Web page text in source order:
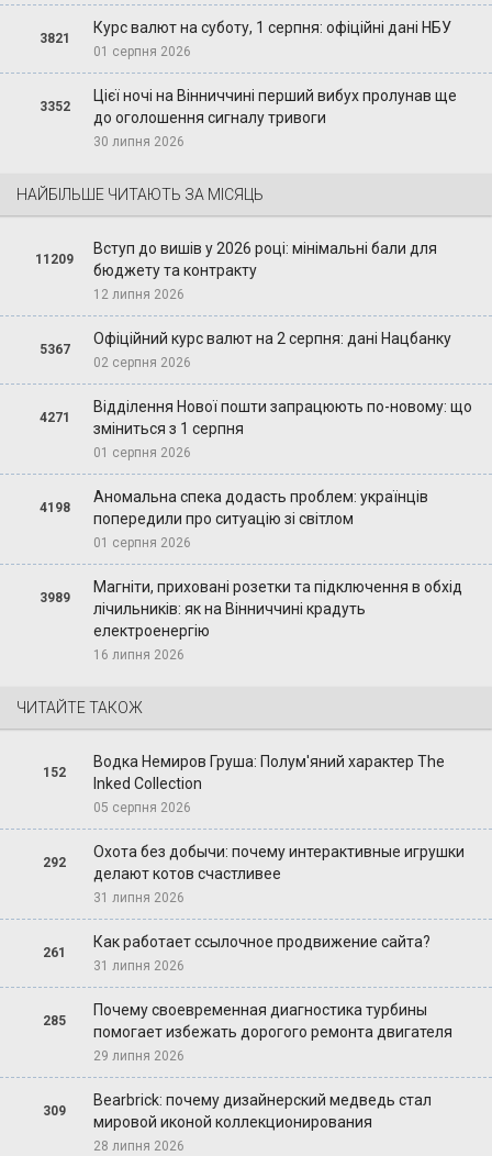
3821
Курс валют на суботу, 1 серпня: офіційні дані НБУ
01 серпня 2026
3352
Цієї ночі на Вінниччині перший вибух пролунав ще
до оголошення сигналу тривоги
30 липня 2026
НАЙБІЛЬШЕ ЧИТАЮТЬ ЗА МІСЯЦЬ
11209
Вступ до вишів у 2026 році: мінімальні бали для
бюджету та контракту
12 липня 2026
5367
Офіційний курс валют на 2 серпня: дані Нацбанку
02 серпня 2026
4271
Відділення Нової пошти запрацюють по-новому: що
зміниться з 1 серпня
01 серпня 2026
4198
Аномальна спека додасть проблем: українців
попередили про ситуацію зі світлом
01 серпня 2026
3989
Магніти, приховані розетки та підключення в обхід
лічильників: як на Вінниччині крадуть
електроенергію
16 липня 2026
ЧИТАЙТЕ ТАКОЖ
152
Водка Немиров Груша: Полум'яний характер The
Inked Collection
05 серпня 2026
292
Охота без добычи: почему интерактивные игрушки
делают котов счастливее
31 липня 2026
261
Как работает ссылочное продвижение сайта?
31 липня 2026
285
Почему своевременная диагностика турбины
помогает избежать дорогого ремонта двигателя
29 липня 2026
309
Bearbrick: почему дизайнерский медведь стал
мировой иконой коллекционирования
28 липня 2026